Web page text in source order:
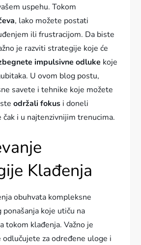
uspehu. Tokom
, lako možete postati
ili frustracijom. Da biste
je razviti strategije koje će
impulsivne odluke koje
U ovom blog postu,
savete i tehnike koje možete
održali fokus i doneli
čak i u najtenzivnijim trenucima.
Klađenja
obuhvata kompleksne
koje utiču na
tokom klađenja. Važno je
odlučujete za određene uloge i